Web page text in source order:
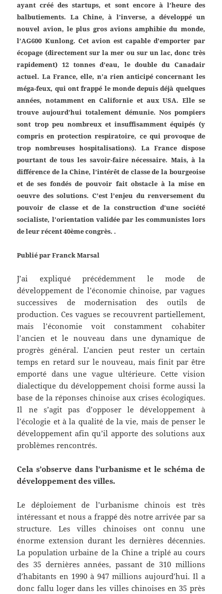
ayant créé des startups, et sont encore à l’heure des
balbutiements. La Chine, à l’inverse, a développé un
nouvel avion, le plus gros avions amphibie du monde,
l’AG600 Kunlong. Cet avion est capable d’emporter par
écopage (directement sur la mer ou sur un lac, donc très
rapidement) 12 tonnes d’eau, le double du Canadair
actuel. La France, elle, n’a rien anticipé concernant les
méga-feux, qui ont frappé le monde depuis déjà quelques
années, notamment en Californie et aux USA. Elle se
trouve aujourd’hui totalement démunie. Nos pompiers
sont trop peu nombreux et insuffisamment équipés (y
compris en protection respiratoire, ce qui provoque de
trop nombreuses hospitalisations). La France dispose
pourtant de tous les savoir-faire nécessaire. Mais, à la
différence de la Chine, l’intérêt de classe de la bourgeoise
et de ses fondés de pouvoir fait obstacle à la mise en
oeuvre des solutions. C’est l’enjeu du renversement du
pouvoir de classe et de la construction d’une société
socialiste, l’orientation validée par les communistes lors
de leur récent 40ème congrès. .
Publié par Franck Marsal
J’ai expliqué précédemment le mode de
développement de l’économie chinoise, par vagues
successives de modernisation des outils de
production. Ces vagues se recouvrent partiellement,
mais l’économie voit constamment cohabiter
l’ancien et le nouveau dans une dynamique de
progrès général. L’ancien peut rester un certain
temps en retard sur le nouveau, mais finit par être
emporté dans une vague ultérieure. Cette vision
dialectique du développement choisi forme aussi la
base de la réponses chinoise aux crises écologiques.
Il ne s’agit pas d’opposer le développement à
l’écologie et à la qualité de la vie, mais de penser le
développement afin qu’il apporte des solutions aux
problèmes rencontrés.
Cela s’observe dans l’urbanisme et le schéma de
développement des villes.
Le déploiement de l’urbanisme chinois est très
intéressant et nous a frappé dès notre arrivée par sa
structure. Les villes chinoises ont connu une
énorme extension durant les dernières décennies.
La population urbaine de la Chine a triplé au cours
des 35 dernières années, passant de 310 millions
d’habitants en 1990 à 947 millions aujourd’hui. Il a
donc fallu loger dans les villes chinoises en 35 près